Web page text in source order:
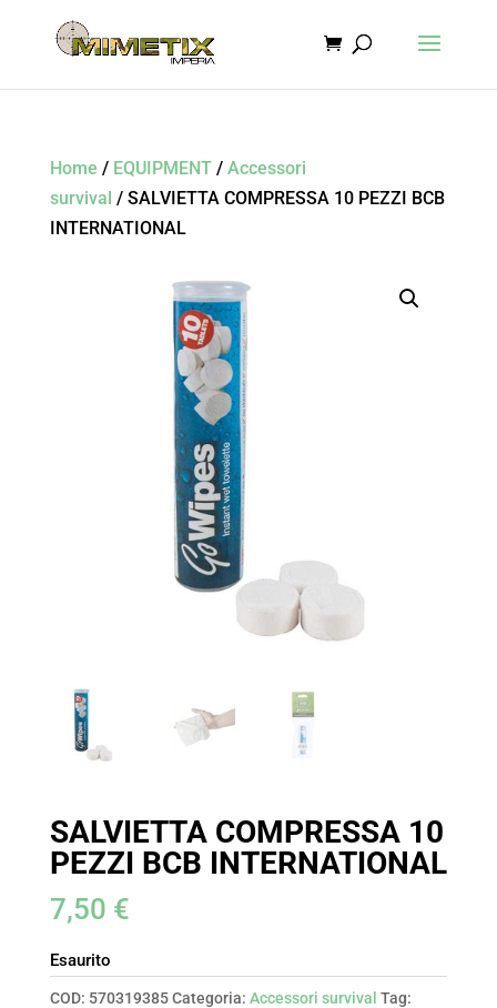
Home / EQUIPMENT/ Accessori
survival / SALVIETTA COMPRESSA 10 PEZZI BCB
INTERNATIONAL
SALVIETTA COMPRESSA 10
PEZZI BCB INTERNATIONAL
7,50 €
Esaurito
COD: 570319385 Categoria: Accessori survival Tag: